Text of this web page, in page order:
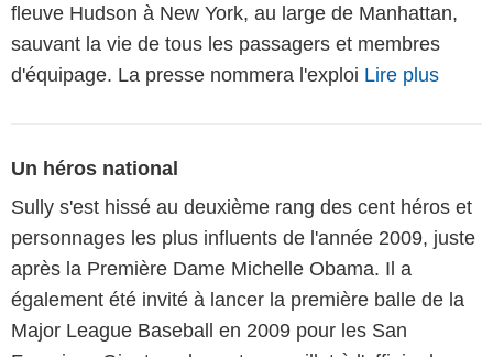
fleuve Hudson à New York, au large de Manhattan,
sauvant la vie de tous les passagers et membres
d'équipage. La presse nommera l'exploi Lire plus
Un héros national
Sully s'est hissé au deuxième rang des cent héros et
personnages les plus influents de l'année 2009, juste
après la Première Dame Michelle Obama. Il a
également été invité à lancer la première balle de la
Major League Baseball en 2009 pour les San